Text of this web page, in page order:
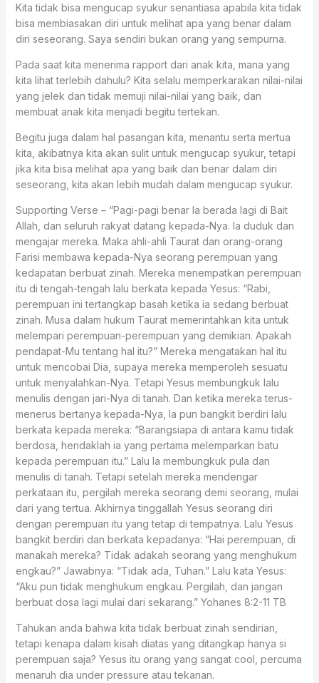
Kita tidak bisa mengucap syukur senantiasa apabila kita tidak
bisa membiasakan diri untuk melihat apa yang benar dalam
diri seseorang. Saya sendiri bukan orang yang sempurna.
Pada saat kita menerima rapport dari anak kita, mana yang
kita lihat terlebih dahulu? Kita selalu memperkarakan nilai-nilai
yang jelek dan tidak memuji nilai-nilai yang baik, dan
membuat anak kita menjadi begitu tertekan.
Begitu juga dalam hal pasangan kita, menantu serta mertua
kita, akibatnya kita akan sulit untuk mengucap syukur, tetapi
jika kita bisa melihat apa yang baik dan benar dalam diri
seseorang, kita akan lebih mudah dalam mengucap syukur.
Supporting Verse – “Pagi-pagi benar Ia berada lagi di Bait
Allah, dan seluruh rakyat datang kepada-Nya. Ia duduk dan
mengajar mereka. Maka ahli-ahli Taurat dan orang-orang
Farisi membawa kepada-Nya seorang perempuan yang
kedapatan berbuat zinah. Mereka menempatkan perempuan
itu di tengah-tengah lalu berkata kepada Yesus: “Rabi,
perempuan ini tertangkap basah ketika ia sedang berbuat
zinah. Musa dalam hukum Taurat memerintahkan kita untuk
melempari perempuan-perempuan yang demikian. Apakah
pendapat-Mu tentang hal itu?” Mereka mengatakan hal itu
untuk mencobai Dia, supaya mereka memperoleh sesuatu
untuk menyalahkan-Nya. Tetapi Yesus membungkuk lalu
menulis dengan jari-Nya di tanah. Dan ketika mereka terus-
menerus bertanya kepada-Nya, Ia pun bangkit berdiri lalu
berkata kepada mereka: “Barangsiapa di antara kamu tidak
berdosa, hendaklah ia yang pertama melemparkan batu
kepada perempuan itu.” Lalu Ia membungkuk pula dan
menulis di tanah. Tetapi setelah mereka mendengar
perkataan itu, pergilah mereka seorang demi seorang, mulai
dari yang tertua. Akhirnya tinggallah Yesus seorang diri
dengan perempuan itu yang tetap di tempatnya. Lalu Yesus
bangkit berdiri dan berkata kepadanya: “Hai perempuan, di
manakah mereka? Tidak adakah seorang yang menghukum
engkau?” Jawabnya: “Tidak ada, Tuhan.” Lalu kata Yesus:
“Aku pun tidak menghukum engkau. Pergilah, dan jangan
berbuat dosa lagi mulai dari sekarang.” ‭‭Yohanes‬ ‭8:2-11‬ ‭TB‬‬
Tahukan anda bahwa kita tidak berbuat zinah sendirian,
tetapi kenapa dalam kisah diatas yang ditangkap hanya si
perempuan saja? Yesus itu orang yang sangat cool, percuma
menaruh dia under pressure atau tekanan.